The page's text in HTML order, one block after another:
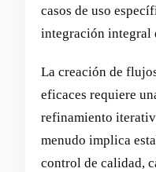
casos de uso
integración integral
La creación de
eficaces requiere
refinamiento
menudo implica
control de calidad,